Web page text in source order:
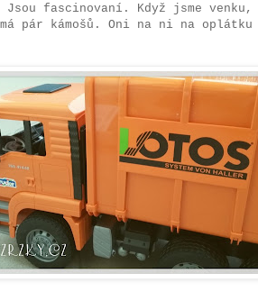
fascinovaní. Když jsme venku,
pár kámošů. Oni na ni na